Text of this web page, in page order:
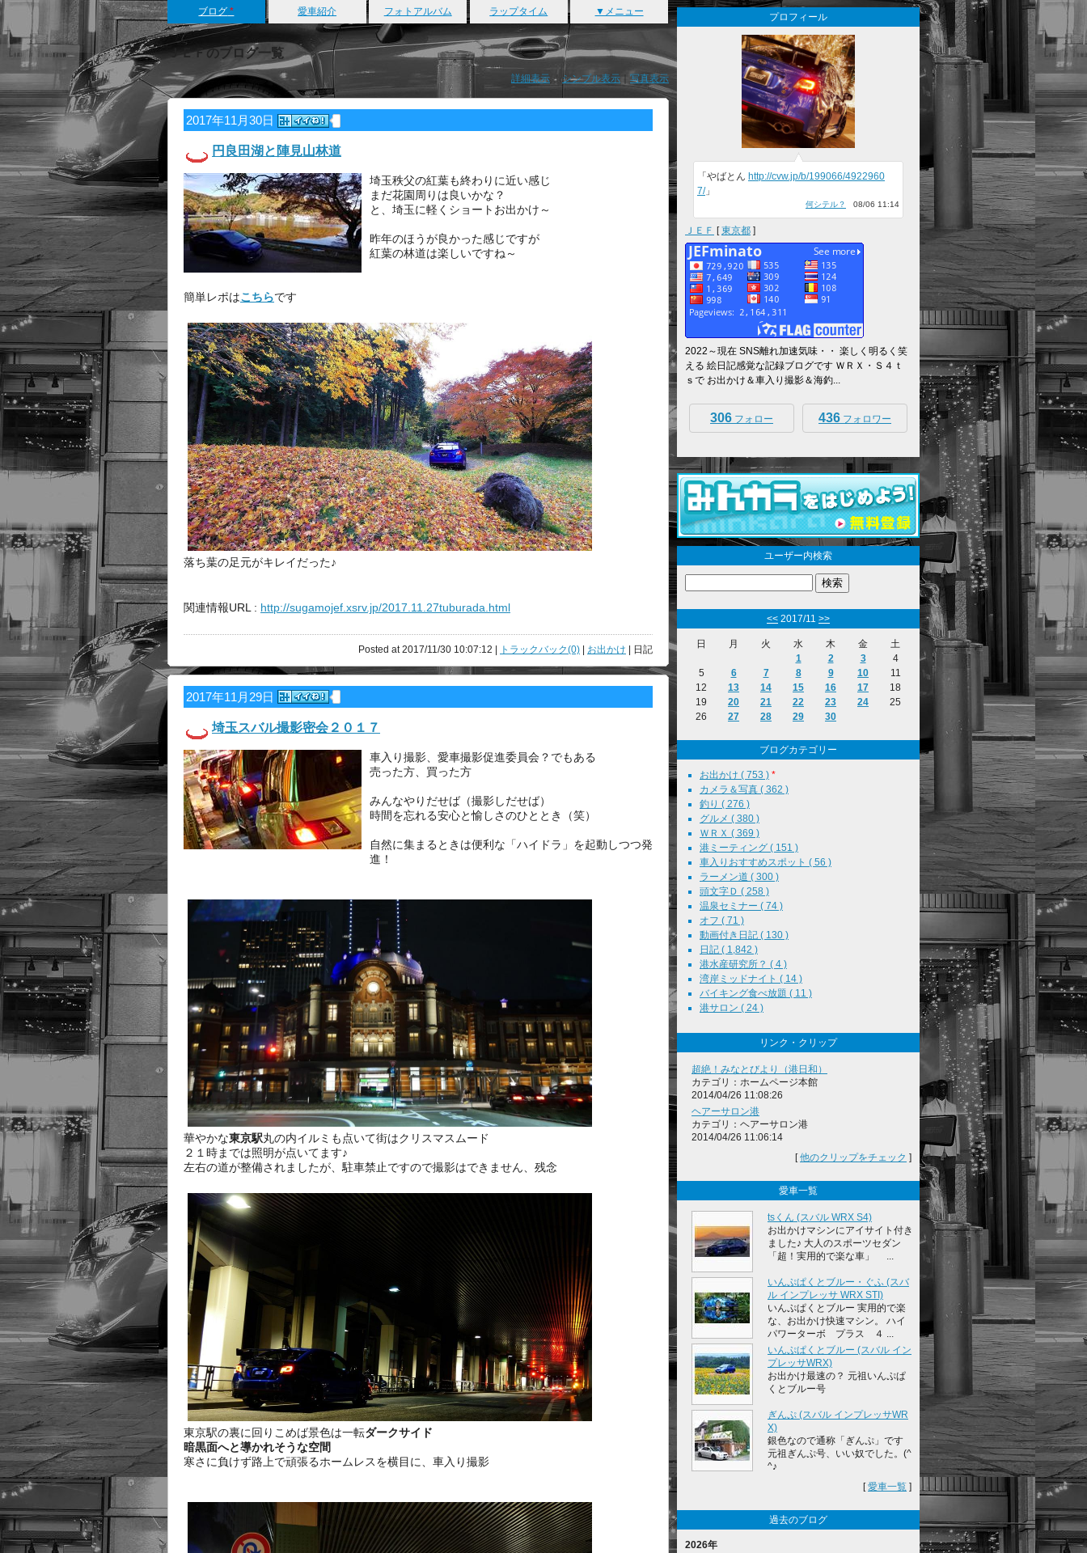
ブログ * 愛車紹介 フォトアルバム ラップタイム ▼メニュー
ＪＥＦのブログ一覧
詳細表示｜シンプル表示｜ 写真表示
2017年11月30日
円良田湖と陣見山林道
埼玉秩父の紅葉も終わりに近い感じ
まだ花園周りは良いかな？
と、埼玉に軽くショートお出かけ～
昨年のほうが良かった感じですが
紅葉の林道は楽しいですね～
簡単レポはこちらです
落ち葉の足元がキレイだった♪
関連情報URL : http://sugamojef.xsrv.jp/2017.11.27tuburada.html
Posted at 2017/11/30 10:07:12 | トラックバック(0) | お出かけ | 日記
2017年11月29日
埼玉スバル撮影密会２０１７
車入り撮影、愛車撮影促進委員会？でもある
売った方、買った方
みんなやりだせば（撮影しだせば）
時間を忘れる安心と愉しさのひととき（笑）
自然に集まるときは便利な「ハイドラ」を起動しつつ発
進！
華やかな東京駅丸の内イルミも点いて街はクリスマスムード
２１時までは照明が点いてます♪
左右の道が整備されましたが、駐車禁止ですので撮影はできません、残念
東京駅の裏に回りこめば景色は一転ダークサイド
暗黒面へと導かれそうな空間
寒さに負けず路上で頑張るホームレスを横目に、車入り撮影
プロフィール
「やばとん http://cvw.jp/b/199066/4922960
7/」
何シテル？ 08/06 11:14
ＪＥＦ [東京都 ]
2022～現在 SNS離れ加速気味・・ 楽しく明るく笑
える 絵日記感覚な記録ブログです ＷＲＸ・Ｓ４ｔ
ｓで お出かけ＆車入り撮影＆海釣...
306 フォロー 436 フォロワー
ユーザー内検索
<< 2017/11 >>
日 月 火 水 木 金
土
1
2 3
4
5
6 7 8 9 10
11
12
13 14 15 16 17
18
19
20 21 22 23 24
25
26
27 28 29 30
ブログカテゴリー
お出かけ ( 753 ) *
カメラ＆写真 ( 362 )
釣り ( 276 )
グルメ ( 380 )
ＷＲＸ ( 369 )
港ミーティング ( 151 )
車入りおすすめスポット ( 56 )
ラーメン道 ( 300 )
頭文字Ｄ ( 258 )
温泉セミナー ( 74 )
オフ ( 71 )
動画付き日記 ( 130 )
日記 ( 1,842 )
港水産研究所？ ( 4 )
湾岸ミッドナイト ( 14 )
バイキング食べ放題 ( 11 )
港サロン ( 24 )
リンク・クリップ
超絶！みなとびより（港日和）
カテゴリ：ホームページ本館
2014/04/26 11:08:26
ヘアーサロン港
カテゴリ：ヘアーサロン港
2014/04/26 11:06:14
[他のクリップをチェック ]
愛車一覧
tsくん (スバル WRX S4)
お出かけマシンにアイサイト付き
ました♪ 大人のスポーツセダン
「超！実用的で楽な車」 ...
いんぷぱくとブルー・ぐふ (スバ
ル インプレッサ WRX STI)
いんぷぱくとブルー 実用的で楽
な、お出かけ快速マシン。 ハイ
パワーターボ プラス ４ ...
いんぷぱくとブルー (スバル イン
プレッサWRX)
お出かけ最速の？ 元祖いんぷぱ
くとブルー号
ぎんぷ (スバル インプレッサWR
X)
銀色なので通称「ぎんぷ」です
元祖ぎんぷ号、いい奴でした。(^
^♪
[愛車一覧 ]
過去のブログ
2026年